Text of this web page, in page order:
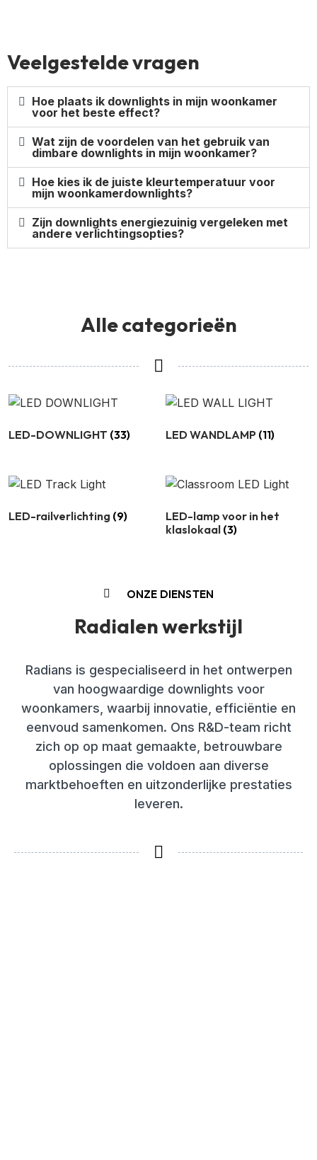
Veelgestelde vragen
Hoe plaats ik downlights in mijn woonkamer
voor het beste effect?
Wat zijn de voordelen van het gebruik van
dimbare downlights in mijn woonkamer?
Hoe kies ik de juiste kleurtemperatuur voor
mijn woonkamerdownlights?
Zijn downlights energiezuinig vergeleken met
andere verlichtingsopties?
Alle categorieën
LED-DOWNLIGHT (33) LED WANDLAMP (11)
LED-railverlichting (9)
LED-lamp voor in het
klaslokaal (3)
ONZE DIENSTEN
Radialen werkstijl
Radians is gespecialiseerd in het ontwerpen
van hoogwaardige downlights voor
woonkamers, waarbij innovatie, efficiëntie en
eenvoud samenkomen. Ons R&D-team richt
zich op op maat gemaakte, betrouwbare
oplossingen die voldoen aan diverse
marktbehoeften en uitzonderlijke prestaties
leveren.